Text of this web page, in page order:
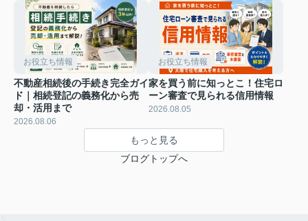
お役立ち情報
不動産相続後の手続き完全ガイ
ド｜相続登記の義務化から売
却・活用まで
2026.08.06
お役立ち情報
家を買う前に知っとこ！住宅ロ
ーン審査で見られる信用情報
2026.08.05
もっと見る
ブログトップへ